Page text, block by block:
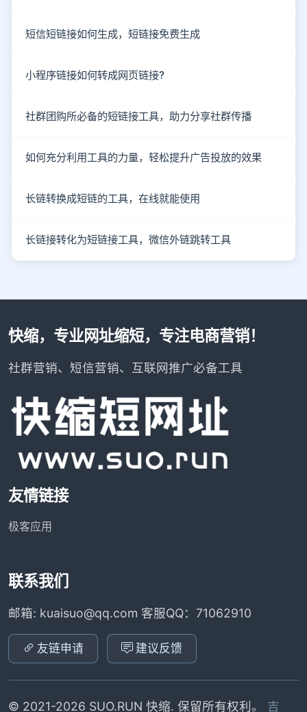
短信短链接如何生成，短链接免费生成
小程序链接如何转成网页链接?
社群团购所必备的短链接工具，助力分享社群传播
如何充分利用工具的力量，轻松提升广告投放的效果
长链转换成短链的工具，在线就能使用
长链接转化为短链接工具，微信外链跳转工具
快缩，专业网址缩短，专注电商营销！
社群营销、短信营销、互联网推广必备工具
友情链接
极客应用
联系我们
邮箱: kuaisuo@qq.com 客服QQ：71062910
友链申请 建议反馈
© 2021-2026 SUO.RUN 快缩. 保留所有权利。 吉